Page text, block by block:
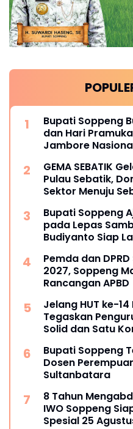
Bupati Soppeng
dan Hari
Jambore
GEMA SEBATIK
Pulau Sebatik,
Sektor Menuju
Bupati Soppeng
pada Lepas
Budiyanto Siap
Pemda dan
2027, Soppeng
Rancangan APBD
Jelang HUT ke-
Tegaskan
Solid dan Satu
Bupati Soppeng
Dosen
Sultanbatara
8 Tahun
IWO Soppeng
Spesial 25